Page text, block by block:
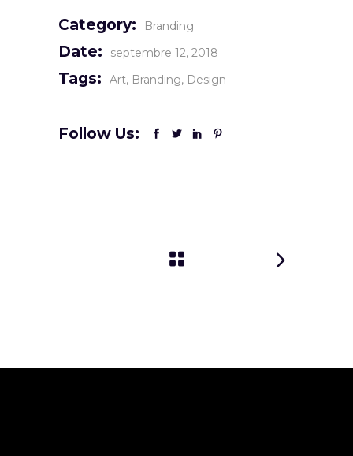
Category: Branding
Date: septembre 12, 2018
Tags: Art Branding Design
Follow Us: